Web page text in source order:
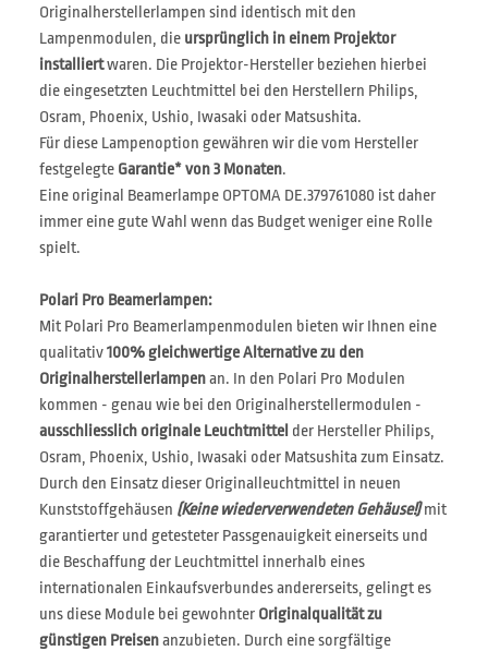
Originalherstellerlampen sind identisch mit den
Lampenmodulen, die ursprünglich in einem Projektor
installiertwaren. Die Projektor-Hersteller beziehen hierbei
die eingesetzten Leuchtmittel bei den Herstellern Philips,
Osram, Phoenix, Ushio, Iwasaki oder Matsushita.
Für diese Lampenoption gewähren wir die vom Hersteller
festgelegte Garantie* von 3 Monaten.
Eine original Beamerlampe OPTOMA DE.379761080 ist daher
immer eine gute Wahl wenn das Budget weniger eine Rolle
spielt.
Polari Pro Beamerlampen:
Mit Polari Pro Beamerlampenmodulen bieten wir Ihnen eine
qualitativ100% gleichwertige Alternative zu den
Originalherstellerlampenan. In den Polari Pro Modulen
kommen - genau wie bei den Originalherstellermodulen -
ausschliesslich originale Leuchtmittel der Hersteller Philips,
Osram, Phoenix, Ushio, Iwasaki oder Matsushita zum Einsatz.
Durch den Einsatz dieser Originalleuchtmittel in neuen
Kunststoffgehäusen (Keine wiederverwendeten Gehäuse!)mit
garantierter und getesteter Passgenauigkeit einerseits und
die Beschaffung der Leuchtmittel innerhalb eines
internationalen Einkaufsverbundes andererseits, gelingt es
uns diese Module bei gewohnter Originalqualität zu
günstigen Preisenanzubieten. Durch eine sorgfältige